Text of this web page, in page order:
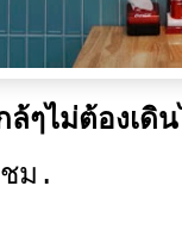
ๆไม่ต้องเดิ
ม.